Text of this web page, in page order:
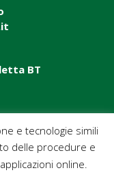
BT
e tecnologie simili
delle procedure e
online.